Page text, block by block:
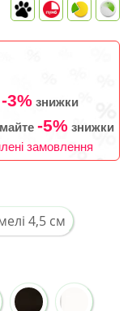
-3%знижки
-5% знижки
замовлення
4,5 см